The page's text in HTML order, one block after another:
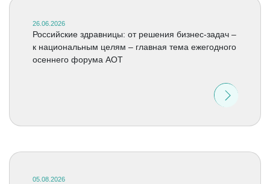
26.06.2026
Российские здравницы: от решения бизнес-задач –
к национальным целям – главная тема ежегодного
осеннего форума АОТ
05.08.2026